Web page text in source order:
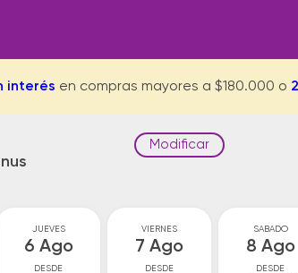
interés en compras mayores a $180.000 o
Modificar
JUEVES
6 Ago
DESDE
VIERNES
7 Ago
DESDE
SABADO
8 Ago
DESDE